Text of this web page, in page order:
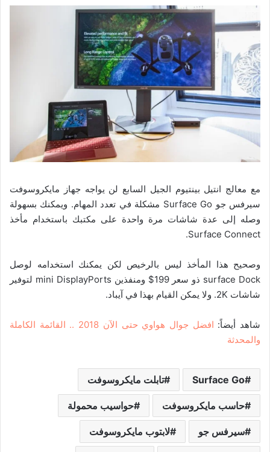
مع معالج انتيل بينتيوم الجيل السابع لن يواجه جهاز مايكروسوفت
سيرفس جو Surface Go مشكلة في تعدد المهام. ويمكنك بسهولة
وصله إلى عدة شاشات مرة واحدة على مكتبك باستخدام مأخذ
Surface Connect.
وصحيح هذا المأخذ ليس بالرخيص لكن يمكنك استخدامه لوصل
surface Dock ذو سعر 199$ ومنفذين mini DisplayPorts لتوفير
شاشات 2K. ولا يمكن القيام بهذا في آيباد.
شاهد أيضاً:
افضل جوال هواوي حتى الآن 2018 .. القائمة الكاملة
والمحدثة
Surface Go تابلت مايكروسوفت
حاسب مايكروسوفت حواسيب محمولة
سيرفس جو لابتوب مايكروسوفت